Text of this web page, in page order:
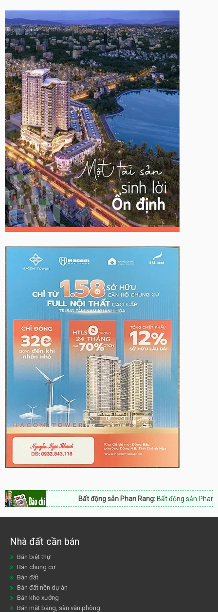
Bất động sản Phan Rang:Bất động sản Phan
Nhà đất cần bán
Bán biệt thự
Bán chung cư
Bán đất
Bán đất nền dự án
Bán kho xưởng
Bán mặt bằng, sàn văn phòng